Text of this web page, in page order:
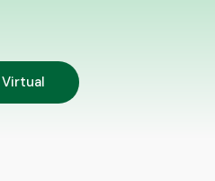
Virtual